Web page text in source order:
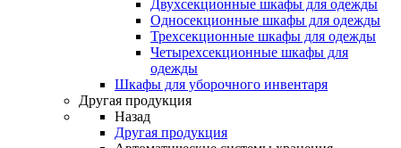
Двухсекционные шкафы для одежды
Односекционные шкафы для одежды
Трехсекционные шкафы для одежды
Четырехсекционные шкафы для
одежды
Шкафы для уборочного инвентаря
Другая продукция
Назад
Другая продукция